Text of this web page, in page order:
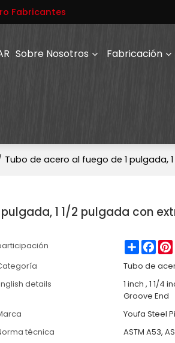
Fabricantes
Sobre Nosotros Fabricación
Tubo de acero al fuego de 1 pulgada,
1 1/2 pulgada con
Share
Tubo de
details
1 inch , 1 1/4
Groove End
Youfa Steel
técnica
ASTM A53,